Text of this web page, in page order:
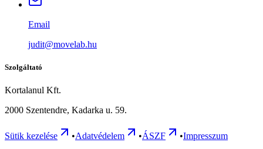
Email
judit@movelab.hu
Szolgáltató
Kortalanul Kft.
2000 Szentendre, Kadarka u. 59.
Sütik kezelése •Adatvédelem •ÁSZF •Impresszum